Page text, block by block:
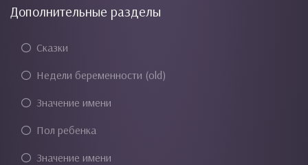
Дополнительные разделы
Сказки
Недели беременности (old)
Значение имени
Пол ребенка
Значение имени